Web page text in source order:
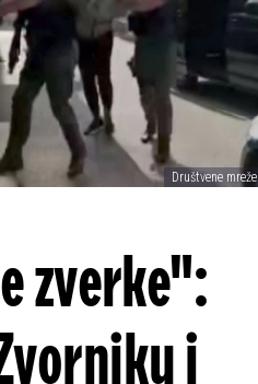
Društvene mreže
zverke":
i